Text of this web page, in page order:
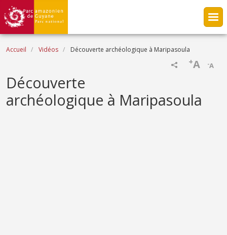
Aller au contenu principal
Fil d'Ariane
Accueil Vidéos Découverte archéologique à Maripasoula
-A
+A
Name
Découverte
archéologique à Maripasoula